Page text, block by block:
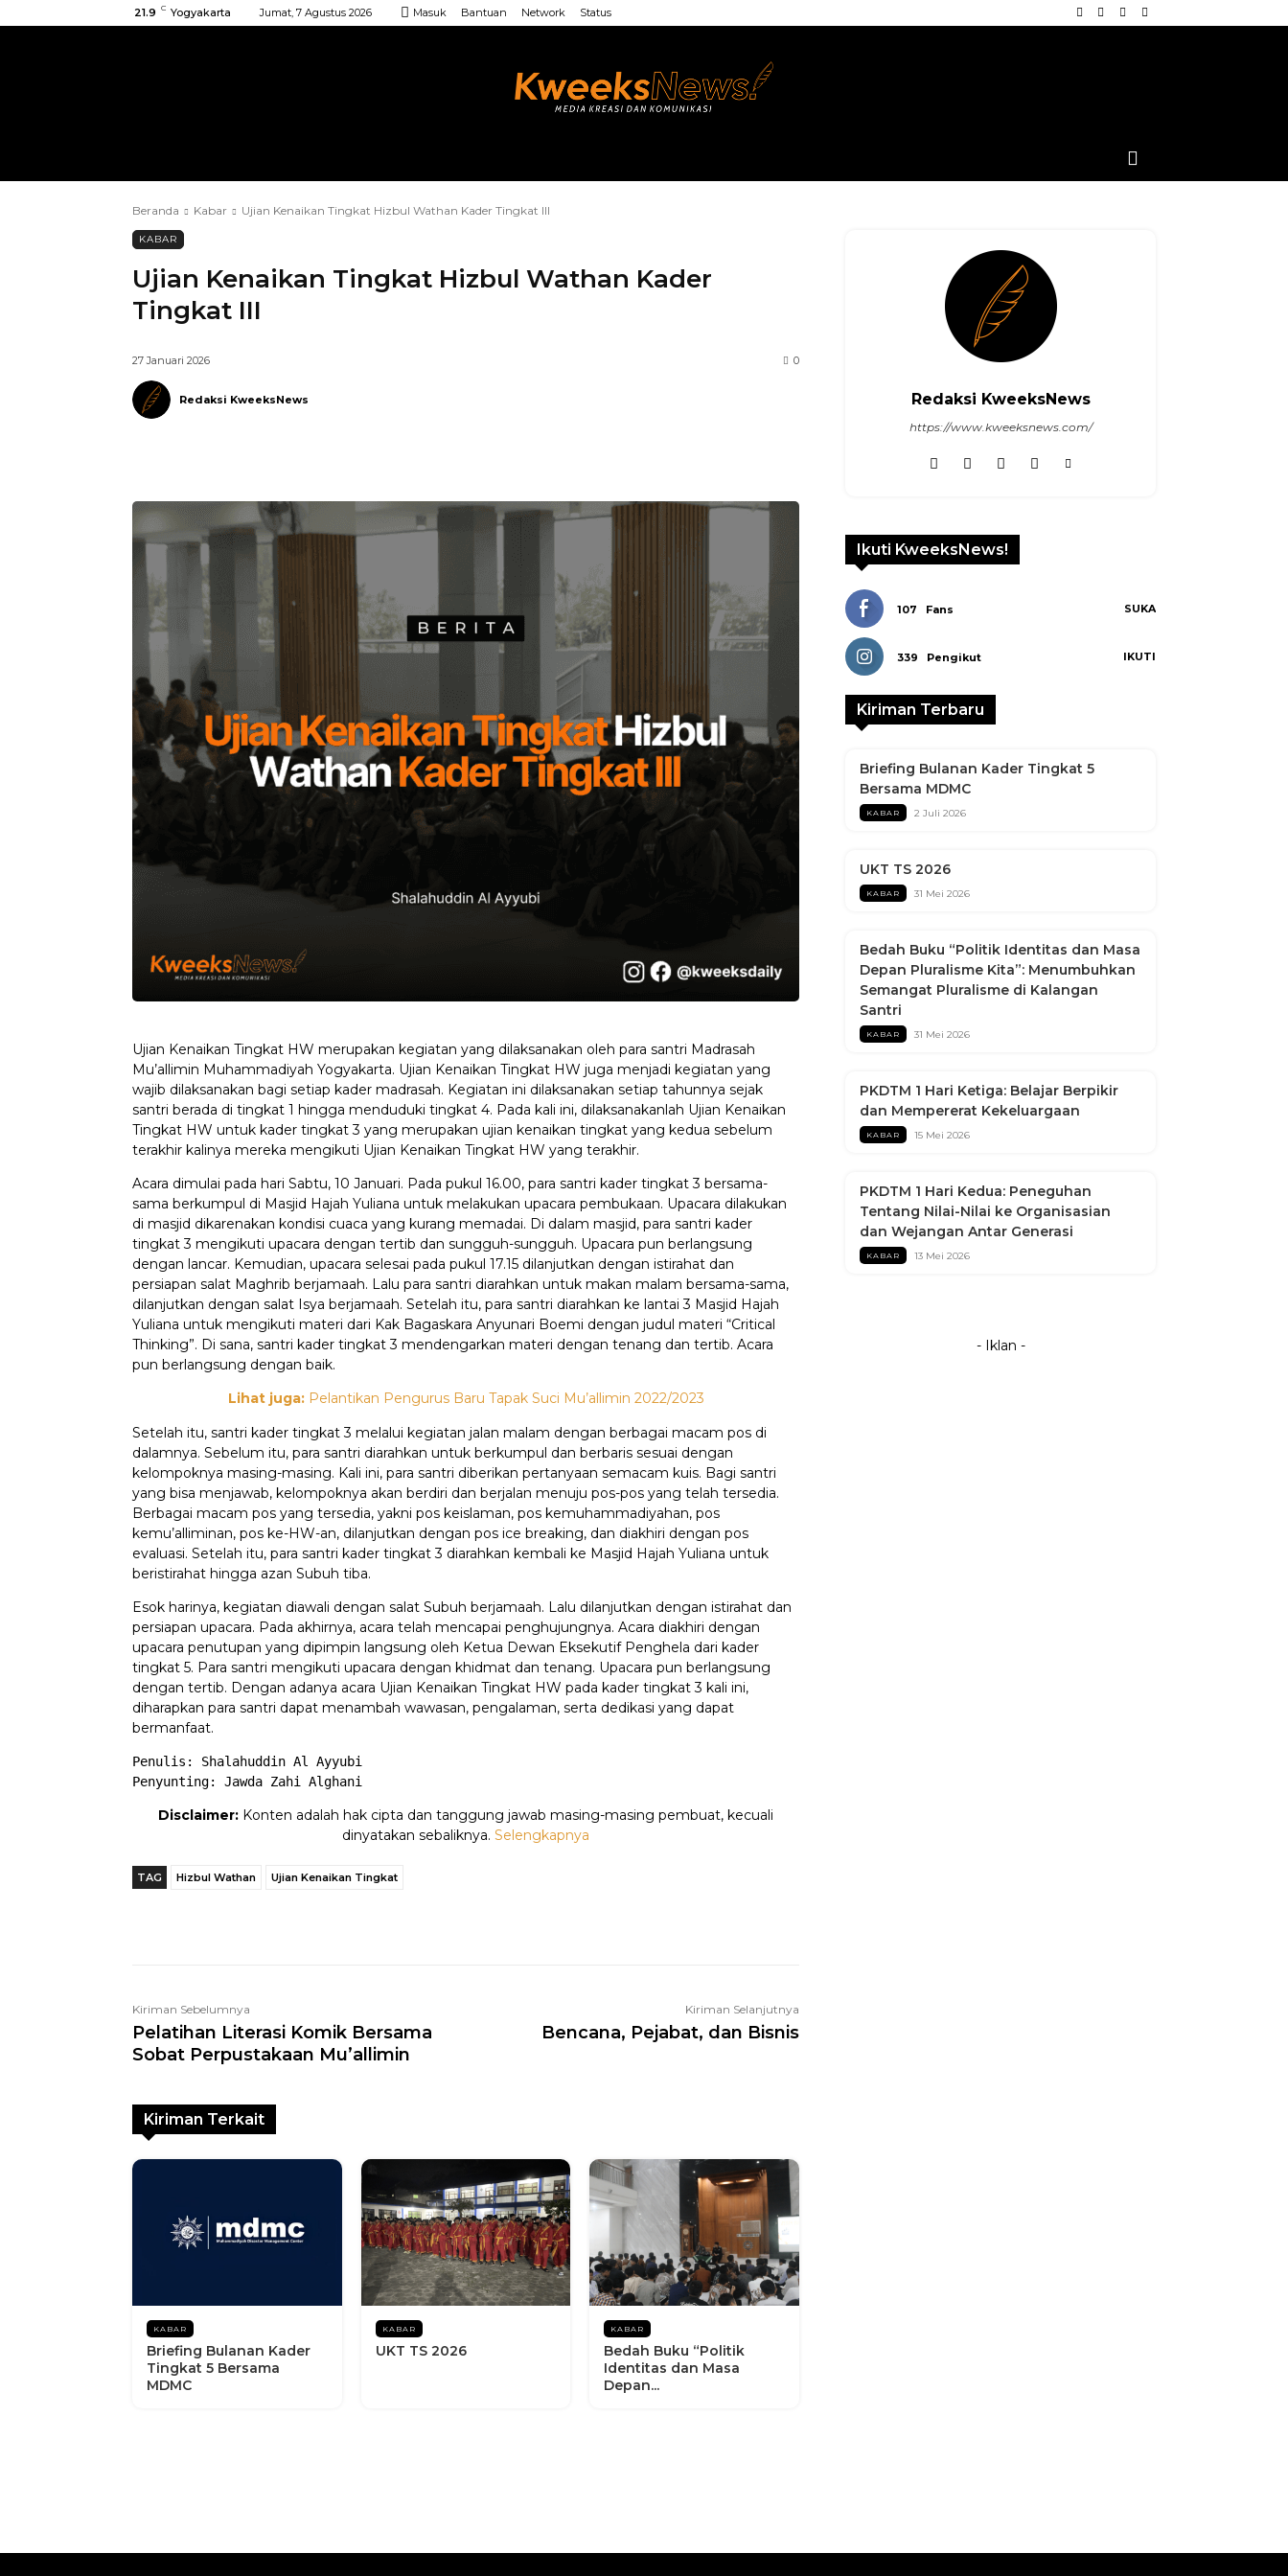
21.9 C Yogyakarta Jumat, 7 Agustus 2026 Masuk Bantuan Network Status
Beranda Kabar Ujian Kenaikan Tingkat Hizbul Wathan Kader Tingkat III
KABAR
Ujian Kenaikan Tingkat Hizbul Wathan Kader
Tingkat III
0
27 Januari 2026
Redaksi KweeksNews
Ujian Kenaikan Tingkat HW merupakan kegiatan yang dilaksanakan oleh para santri Madrasah
Mu’allimin Muhammadiyah Yogyakarta. Ujian Kenaikan Tingkat HW juga menjadi kegiatan yang
wajib dilaksanakan bagi setiap kader madrasah. Kegiatan ini dilaksanakan setiap tahunnya sejak
santri berada di tingkat 1 hingga menduduki tingkat 4. Pada kali ini, dilaksanakanlah Ujian Kenaikan
Tingkat HW untuk kader tingkat 3 yang merupakan ujian kenaikan tingkat yang kedua sebelum
terakhir kalinya mereka mengikuti Ujian Kenaikan Tingkat HW yang terakhir.
Acara dimulai pada hari Sabtu, 10 Januari. Pada pukul 16.00, para santri kader tingkat 3 bersama-
sama berkumpul di Masjid Hajah Yuliana untuk melakukan upacara pembukaan. Upacara dilakukan
di masjid dikarenakan kondisi cuaca yang kurang memadai. Di dalam masjid, para santri kader
tingkat 3 mengikuti upacara dengan tertib dan sungguh-sungguh. Upacara pun berlangsung
dengan lancar. Kemudian, upacara selesai pada pukul 17.15 dilanjutkan dengan istirahat dan
persiapan salat Maghrib berjamaah. Lalu para santri diarahkan untuk makan malam bersama-sama,
dilanjutkan dengan salat Isya berjamaah. Setelah itu, para santri diarahkan ke lantai 3 Masjid Hajah
Yuliana untuk mengikuti materi dari Kak Bagaskara Anyunari Boemi dengan judul materi “Critical
Thinking”. Di sana, santri kader tingkat 3 mendengarkan materi dengan tenang dan tertib. Acara
pun berlangsung dengan baik.
Lihat juga: Pelantikan Pengurus Baru Tapak Suci Mu’allimin 2022/2023
Setelah itu, santri kader tingkat 3 melalui kegiatan jalan malam dengan berbagai macam pos di
dalamnya. Sebelum itu, para santri diarahkan untuk berkumpul dan berbaris sesuai dengan
kelompoknya masing-masing. Kali ini, para santri diberikan pertanyaan semacam kuis. Bagi santri
yang bisa menjawab, kelompoknya akan berdiri dan berjalan menuju pos-pos yang telah tersedia.
Berbagai macam pos yang tersedia, yakni pos keislaman, pos kemuhammadiyahan, pos
kemu’alliminan, pos ke-HW-an, dilanjutkan dengan pos ice breaking, dan diakhiri dengan pos
evaluasi. Setelah itu, para santri kader tingkat 3 diarahkan kembali ke Masjid Hajah Yuliana untuk
beristirahat hingga azan Subuh tiba.
Esok harinya, kegiatan diawali dengan salat Subuh berjamaah. Lalu dilanjutkan dengan istirahat dan
persiapan upacara. Pada akhirnya, acara telah mencapai penghujungnya. Acara diakhiri dengan
upacara penutupan yang dipimpin langsung oleh Ketua Dewan Eksekutif Penghela dari kader
tingkat 5. Para santri mengikuti upacara dengan khidmat dan tenang. Upacara pun berlangsung
dengan tertib. Dengan adanya acara Ujian Kenaikan Tingkat HW pada kader tingkat 3 kali ini,
diharapkan para santri dapat menambah wawasan, pengalaman, serta dedikasi yang dapat
bermanfaat.
Penulis: Shalahuddin Al Ayyubi
Penyunting: Jawda Zahi Alghani
Disclaimer: Konten adalah hak cipta dan tanggung jawab masing-masing pembuat, kecuali
dinyatakan sebaliknya. Selengkapnya
TAG Hizbul Wathan Ujian Kenaikan Tingkat
Kiriman Sebelumnya
Pelatihan Literasi Komik Bersama
Sobat Perpustakaan Mu’allimin
Kiriman Selanjutnya
Bencana, Pejabat, dan Bisnis
Kiriman Terkait
KABAR
Briefing Bulanan Kader
Tingkat 5 Bersama
MDMC
KABAR
UKT TS 2026
KABAR
Bedah Buku “Politik
Identitas dan Masa
Depan...
Redaksi KweeksNews
https://www.kweeksnews.com/
Ikuti KweeksNews!
107 Fans SUKA
339 Pengikut IKUTI
Kiriman Terbaru
Briefing Bulanan Kader Tingkat 5
Bersama MDMC
KABAR 2 Juli 2026
UKT TS 2026
KABAR 31 Mei 2026
Bedah Buku “Politik Identitas dan Masa
Depan Pluralisme Kita”: Menumbuhkan
Semangat Pluralisme di Kalangan
Santri
KABAR 31 Mei 2026
PKDTM 1 Hari Ketiga: Belajar Berpikir
dan Mempererat Kekeluargaan
KABAR 15 Mei 2026
PKDTM 1 Hari Kedua: Peneguhan
Tentang Nilai-Nilai ke Organisasian
dan Wejangan Antar Generasi
KABAR 13 Mei 2026
- Iklan -